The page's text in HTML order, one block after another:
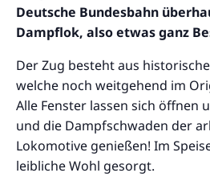
Deutsche Bundesbahn
Dampflok, also etwas ganz
Der Zug besteht aus
welche noch weitgehend im
Alle Fenster lassen sich öffnen
und die Dampfschwaden der
Lokomotive genießen! Im
leibliche Wohl gesorgt.